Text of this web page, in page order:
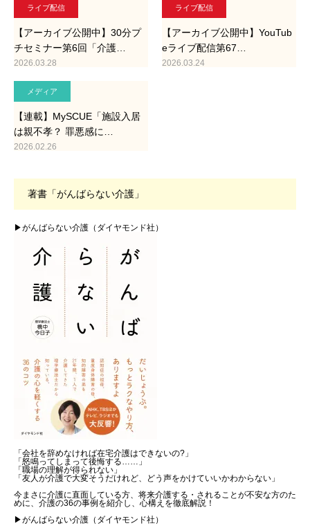
ライブ配信
【アーカイブ公開中】30分プ
チセミナー第6回「介護…
2026.03.28
ライブ配信
【アーカイブ公開中】YouTub
eライブ配信第67…
2026.03.24
メディア
【連載】MySCUE「施設入居
は親不孝？ 罪悪感に…
2026.02.26
著書「がんばらない介護」
▶がんばらない介護（ダイヤモンド社）
「会社を辞めなければ在宅介護はできないの?」
「怒鳴ってしまって後悔する……」
「職場の理解が得られない」
「友人が介護で大変そうだけれど、どう声をかけていいかわからない」
今まさに介護に直面している方、将来介護する・されることが不安な方のた
めに、介護の36の事例を紹介し、心構えを徹底解説！
▶がんばらない介護（ダイヤモンド社）